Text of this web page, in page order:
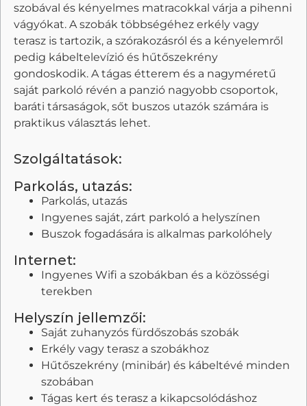
szobával és kényelmes matracokkal várja a pihenni
vágyókat. A szobák többségéhez erkély vagy
terasz is tartozik, a szórakozásról és a kényelemről
pedig kábeltelevízió és hűtőszekrény
gondoskodik. A tágas étterem és a nagyméretű
saját parkoló révén a panzió nagyobb csoportok,
baráti társaságok, sőt buszos utazók számára is
praktikus választás lehet.
Szolgáltatások:
Parkolás, utazás:
Parkolás, utazás
Ingyenes saját, zárt parkoló a helyszínen
Buszok fogadására is alkalmas parkolóhely
Internet:
Ingyenes Wifi a szobákban és a közösségi
terekben
Helyszín jellemzői:
Saját zuhanyzós fürdőszobás szobák
Erkély vagy terasz a szobákhoz
Hűtőszekrény (minibár) és kábeltévé minden
szobában
Tágas kert és terasz a kikapcsolódáshoz